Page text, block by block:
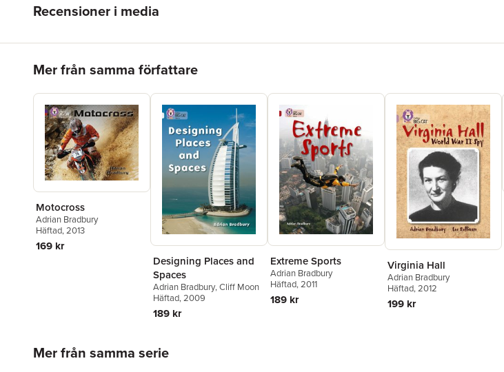
Recensioner i media
Mer från samma författare
Motocross
Adrian Bradbury
Häftad, 2013
169 kr
Designing Places and
Spaces
Adrian Bradbury,Cliff Moon
Häftad, 2009
189 kr
Extreme Sports
Adrian Bradbury
Häftad, 2011
189 kr
Virginia Hall
Adrian Bradbury
Häftad, 2012
199 kr
Mer från samma serie